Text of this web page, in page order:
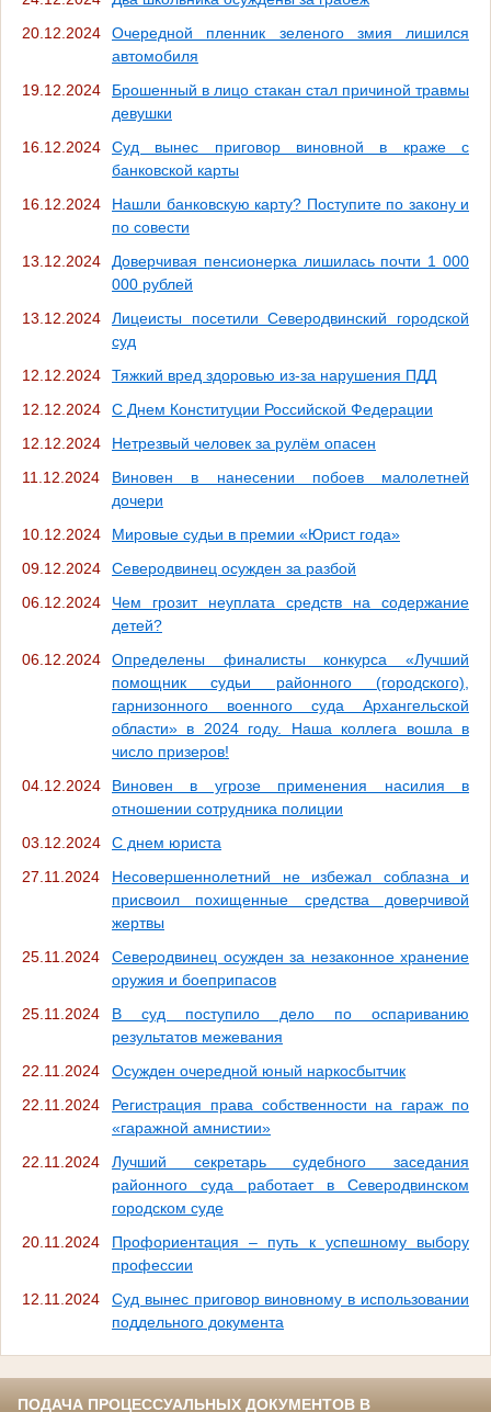
20.12.2024
Очередной пленник зеленого змия лишился
автомобиля
19.12.2024
Брошенный в лицо стакан стал причиной травмы
девушки
16.12.2024
Суд вынес приговор виновной в краже с
банковской карты
16.12.2024
Нашли банковскую карту? Поступите по закону и
по совести
13.12.2024
Доверчивая пенсионерка лишилась почти 1 000
000 рублей
13.12.2024
Лицеисты посетили Северодвинский городской
суд
12.12.2024
Тяжкий вред здоровью из-за нарушения ПДД
12.12.2024
С Днем Конституции Российской Федерации
12.12.2024
Нетрезвый человек за рулём опасен
11.12.2024
Виновен в нанесении побоев малолетней
дочери
10.12.2024
Мировые судьи в премии «Юрист года»
09.12.2024
Северодвинец осужден за разбой
06.12.2024
Чем грозит неуплата средств на содержание
детей?
06.12.2024
Определены финалисты конкурса «Лучший
помощник судьи районного (городского),
гарнизонного военного суда Архангельской
области» в 2024 году. Наша коллега вошла в
число призеров!
04.12.2024
Виновен в угрозе применения насилия в
отношении сотрудника полиции
03.12.2024
С днем юриста
27.11.2024
Несовершеннолетний не избежал соблазна и
присвоил похищенные средства доверчивой
жертвы
25.11.2024
Северодвинец осужден за незаконное хранение
оружия и боеприпасов
25.11.2024
В суд поступило дело по оспариванию
результатов межевания
22.11.2024
Осужден очередной юный наркосбытчик
22.11.2024
Регистрация права собственности на гараж по
«гаражной амнистии»
22.11.2024
Лучший секретарь судебного заседания
районного суда работает в Северодвинском
городском суде
20.11.2024
Профориентация – путь к успешному выбору
профессии
12.11.2024
Суд вынес приговор виновному в использовании
поддельного документа
ПОДАЧА ПРОЦЕССУАЛЬНЫХ ДОКУМЕНТОВ В